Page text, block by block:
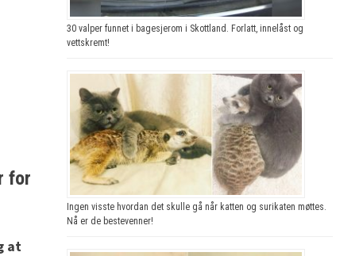
for
at
30 valper funnet i bagesjerom i Skottland. Forlatt, innelåst og
vettskremt!
Ingen visste hvordan det skulle gå når katten og surikaten møttes.
Nå er de bestevenner!